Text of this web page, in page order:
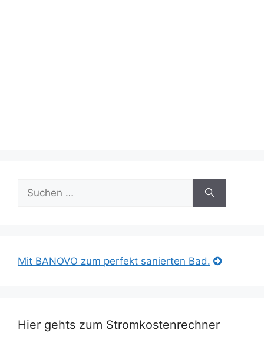
nach:
Mit BANOVO zum perfekt sanierten Bad.
Hier gehts zum Stromkostenrechner